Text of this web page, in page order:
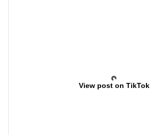
View post on TikTok